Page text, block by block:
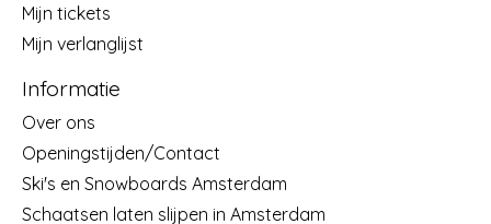
Mijn tickets
Mijn verlanglijst
Informatie
Over ons
Openingstijden/Contact
Ski's en Snowboards Amsterdam
Schaatsen laten slijpen in Amsterdam